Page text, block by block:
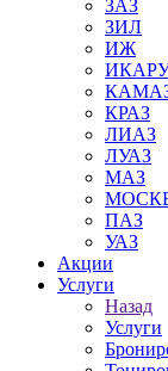
ЗАЗ
ЗИЛ
ИЖ
КРАЗ
ЛИАЗ
ЛУАЗ
МАЗ
ПАЗ
УАЗ
Акции
Услуги
Назад
Услуги